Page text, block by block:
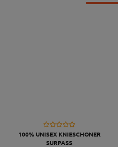
100% UNISEX KNIESCHONER
SURPASS